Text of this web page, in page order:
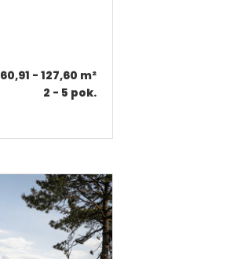
60,91 - 127,60 m²
2 - 5 pok.